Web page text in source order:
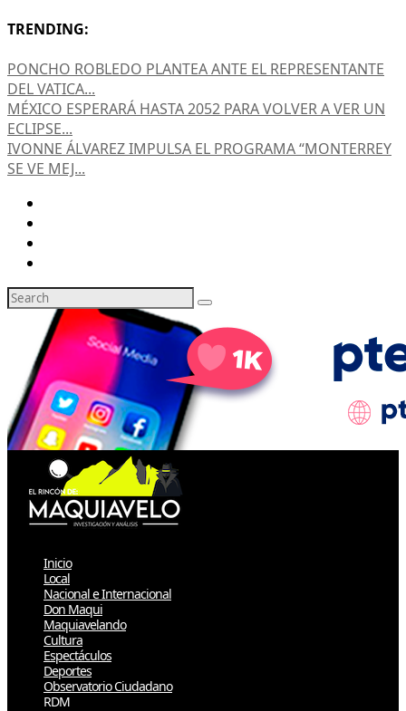
TRENDING:
PONCHO ROBLEDO PLANTEA ANTE EL REPRESENTANTE
DEL VATICA...
MÉXICO ESPERARÁ HASTA 2052 PARA VOLVER A VER UN
ECLIPSE...
IVONNE ÁLVAREZ IMPULSA EL PROGRAMA “MONTERREY
SE VE MEJ...
Inicio
Local
Nacional e Internacional
Don Maqui
Maquiavelando
Cultura
Espectáculos
Deportes
Observatorio Ciudadano
RDM